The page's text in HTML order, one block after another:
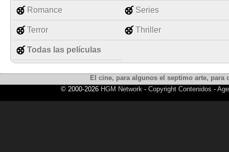
Romance Series
Terror Thriller
Todas las películas
El cine, para algunos el septimo arte,
© 2000-2026 HGM Network- Copyright Contenidos -